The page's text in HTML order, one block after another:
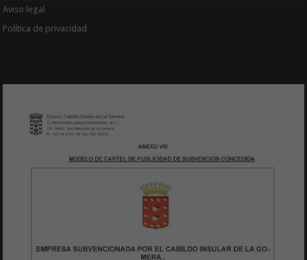
Aviso legal
Política de privacidad